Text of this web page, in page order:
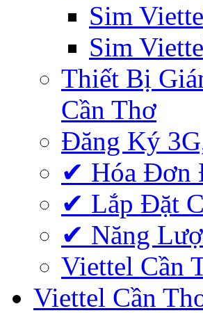
Sim
Sim
Thiết Bị
Cần Thơ
Đăng Ký
✔‎ Hóa Đơn
✔‎ Lắp Đặt
✔‎ Năng
Viettel Cần
Viettel Cần